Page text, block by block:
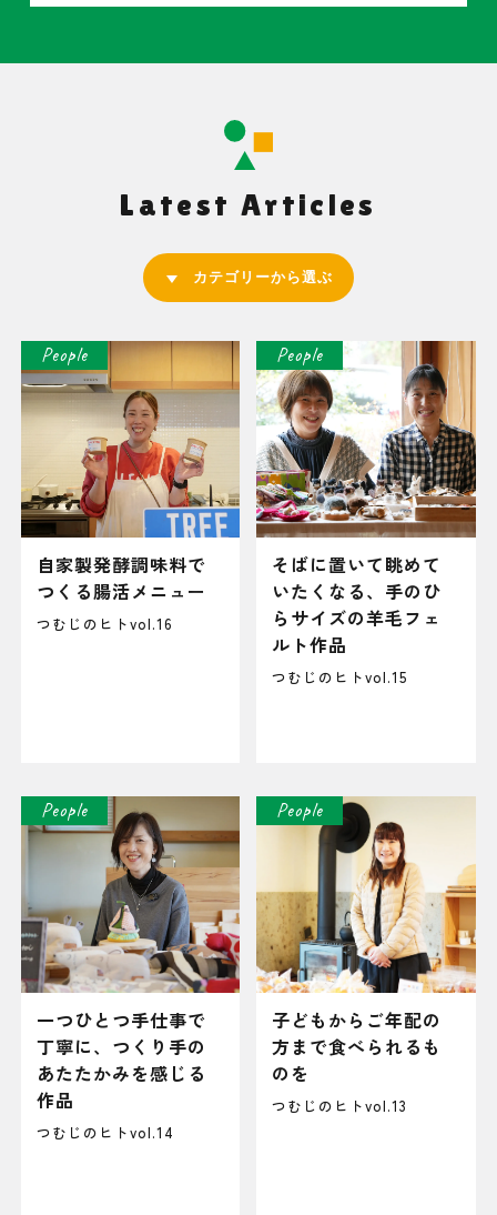
Latest Articles
カテゴリーから選ぶ
People
自家製発酵調味料で
つくる腸活メニュー
つむじのヒトvol.16
People
そばに置いて眺めて
いたくなる、手のひ
らサイズの羊毛フェ
ルト作品
つむじのヒトvol.15
People
一つひとつ手仕事で
丁寧に、つくり手の
あたたかみを感じる
作品
つむじのヒトvol.14
People
子どもからご年配の
方まで食べられるも
のを
つむじのヒトvol.13